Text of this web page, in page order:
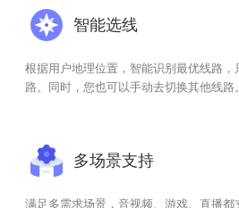
智能选线
根据用户地理位置，智能识别最优线路
路。同时，您也可以手动去切换其他线路。
多场景支持
满足多需求场景，音视频、游戏、直播